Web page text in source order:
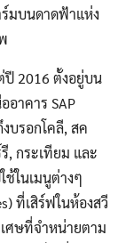
มบนดาดฟ้าแห่ง
ปี 2016 ตั้งอยู่บน
อาคาร SAP
บรอกโคลี, สค
, กระเทียม และ
ช้ในเมนูต่างๆ
ที่เสิร์ฟในห้องสวี
ศษที่จำหน่ายตาม